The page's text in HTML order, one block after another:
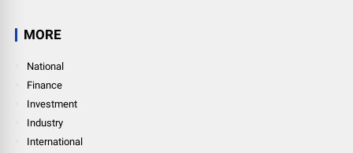
MORE
National
Finance
Investment
Industry
International